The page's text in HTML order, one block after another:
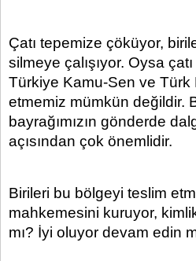
Çatı tepemize çöküyor,
silmeye çalışıyor. Oysa
Türkiye Kamu-Sen ve Türk
etmemiz mümkün değildir.
bayrağımızın gönderde
açısından çok önemlidir.
Birileri bu bölgeyi teslim
mahkemesini kuruyor,
mı? İyi oluyor devam edin